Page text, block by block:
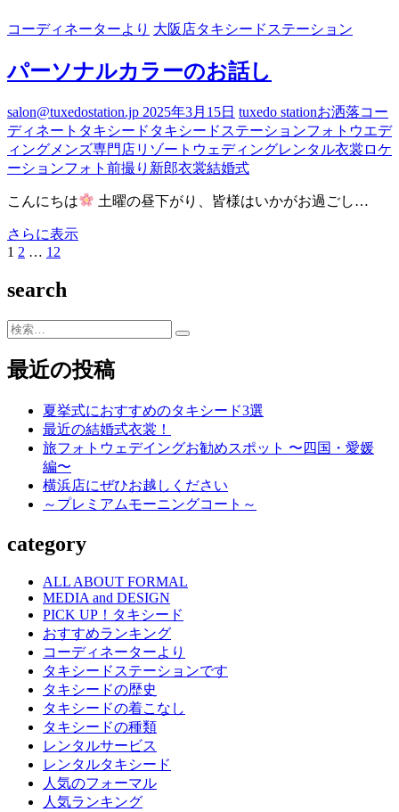
ッ
ト
シ
ー
ズ
の
ご
紹
介
コーディネーターより 大阪店タキシードステーション
パーソナルカラーのお話し
salon@tuxedostation.jp 2025年3月15日 tuxedo stationお洒落コー
ディネート タキシード タキシードステーションフォトウエデ
ィング メンズ専門店リゾートウェディングレンタル衣裳 ロケ
ーションフォト 前撮り 新郎衣裳結婚式
こんにちは 土曜の昼下がり、皆様はいかがお過ごし…
さらに表示パ
ー
の
お
話
し
投
稿
の
ペ
ー
固
ペ
ジ
1 固
ペ
ジ
2 … 固
ペ
12
ペ
search
検
最近の投稿
夏挙式におすすめのタキシード3選
最近の結婚式衣裳！
旅フォトウェデイングお勧めスポット 〜四国・愛媛
編〜
横浜店にぜひお越しください
～プレミアムモーニングコート～
category
ALL ABOUT FORMAL
MEDIA and DESIGN
PICK UP！タキシード
おすすめランキング
コーディネーターより
タキシードステーションです
タキシードの歴史
タキシードの着こなし
タキシードの種類
レンタルサービス
レンタルタキシード
人気のフォーマル
人気ランキング